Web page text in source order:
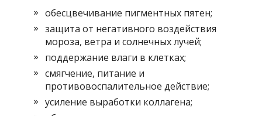
обесцвечивание пигментных пятен;
защита от негативного воздействия
мороза, ветра и солнечных лучей;
поддержание влаги в клетках;
смягчение, питание и
противовоспалительное действие;
усиление выработки коллагена;